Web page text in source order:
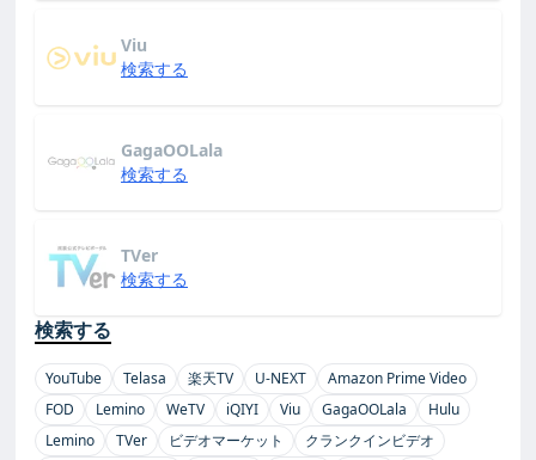
Viu
検索する
GagaOOLala
検索する
TVer
検索する
検索する
YouTube Telasa 楽天TV U-NEXT
Amazon Prime Video
FOD
Lemino WeTV iQIYI Viu GagaOOLala
Hulu
Lemino
TVer ビデオマーケット
クランクインビデオ